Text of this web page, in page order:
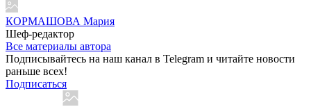
КОРМАШОВА Мария
Шеф-редактор
Все материалы автора
Подписывайтесь на наш канал в Telegram и читайте новости
раньше всех!
Подписаться